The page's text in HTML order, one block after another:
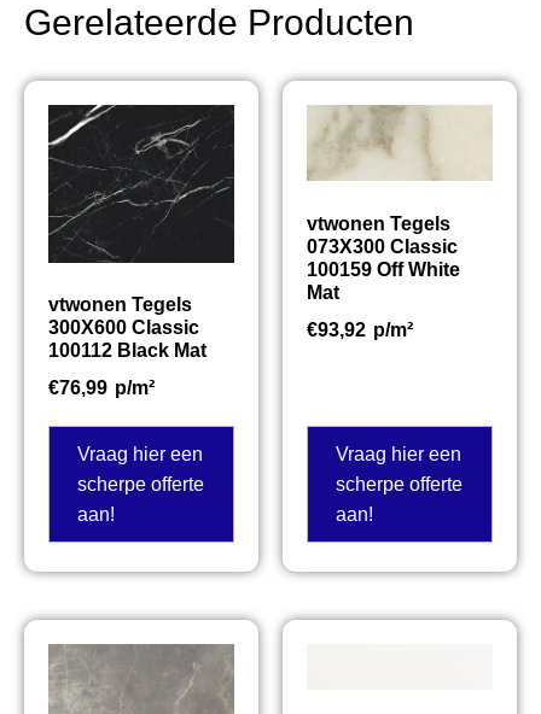
Gerelateerde Producten
vtwonen Tegels
300X600 Classic
100112 Black Mat
€76,99 p/m²
Vraag hier een
scherpe offerte
aan!
vtwonen Tegels
073X300 Classic
100159 Off White
Mat
€93,92 p/m²
Vraag hier een
scherpe offerte
aan!